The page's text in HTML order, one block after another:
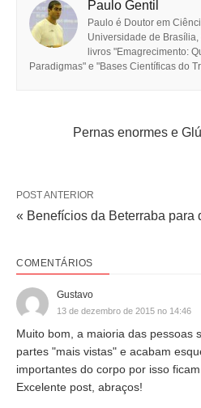
Paulo Gentil
Paulo é Doutor em
Universidade de
livros "Emagrecimento:
Paradigmas" e "Bases Científicas do
Pernas enormes e
POST ANTERIOR
« Benefícios da Beterraba para
COMENTÁRIOS
Gustavo
13 de dezembro de 2015 no 14:46
Muito bom, a maioria das pessoas
partes "mais vistas" e acabam
importantes do corpo por isso
Excelente post, abraços!